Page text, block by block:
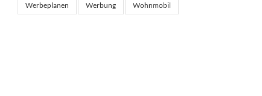
Werbeplanen Werbung Wohnmobil